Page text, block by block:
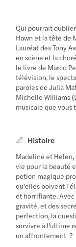
Qui pourrait
Hawn et la tête de
Lauréat des Tony
en scène et la
le livre de Marco
télévision, le
paroles de Julia
Michelle Williams
musicale que
Histoire
Madeline et
vie pour la beauté
potion magique
qu'elles boivent
et horrifiante.
gravité, et des
perfection, la
survivre à l'ultime
un affrontement ?